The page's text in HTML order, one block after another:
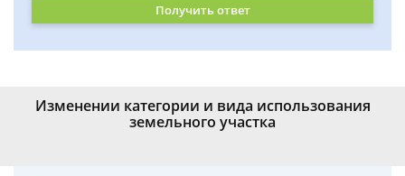
Получить ответ
Изменении категории и вида использования
земельного участка